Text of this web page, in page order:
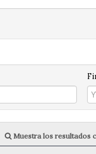
Muestra los resultados